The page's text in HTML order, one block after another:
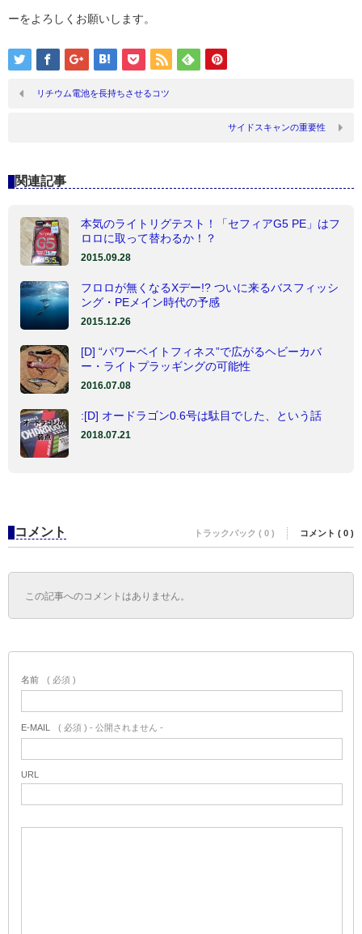
ーをよろしくお願いします。
リチウム電池を長持ちさせるコツ
サイドスキャンの重要性
関連記事
本気のライトリグテスト！「セフィアG5 PE」はフ
ロロに取って替わるか！？
2015.09.28
フロロが無くなるXデー!? ついに来るバスフィッシ
ング・PEメイン時代の予感
2015.12.26
[D] “パワーベイトフィネス”で広がるヘビーカバ
ー・ライトプラッギングの可能性
2016.07.08
:[D] オードラゴン0.6号は駄目でした、という話
2018.07.21
コメント トラックバック ( 0 ) コメント ( 0 )
この記事へのコメントはありません。
名前 ( 必須 )
E-MAIL ( 必須 ) - 公開されません -
URL